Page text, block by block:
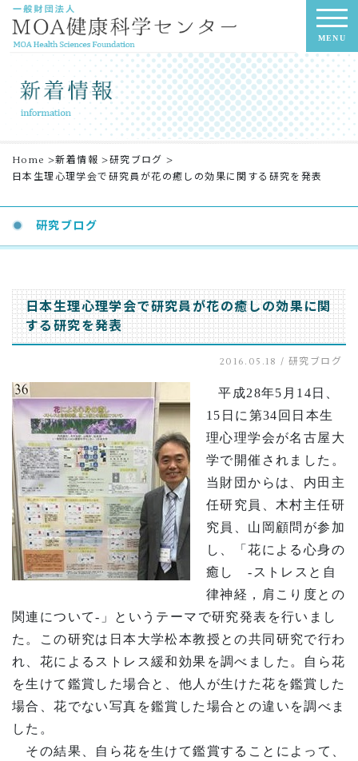
MENU
Home >新着情報 >研究ブログ >
日本生理心理学会で研究員が花の癒しの効果に関する研究を発表
研究ブログ
日本生理心理学会で研究員が花の癒しの効果に関
する研究を発表
2016.05.18 / 研究ブログ
平成28年5 月 14 日、
15 日に第34 回日本生
理心理学会が名古屋大
学で開催されました。
当財団からは、内田主
任研究員、木村主任研
究員、山岡顧問が参加
し、「花による心身の
癒し- ストレスと自
律神経，肩こり度との
関連について- 」というテーマで研究発表を行いまし
た。この研究は日本大学松本教授との共同研究で行わ
れ、花によるス トレス緩和効果を調べました。自ら花
を生けて鑑賞した場合と、他人が生けた花を鑑賞した
場合、花でない写真を鑑賞した場合との違いを調べま
した。
その結果、自ら花を生けて鑑賞することによって、